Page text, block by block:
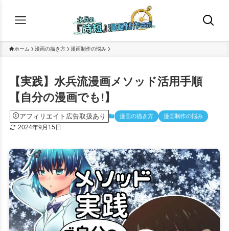
ホーム 漫画の描き方 漫画制作の悩み
【実践】水兵流漫画メソッド活用手順
【自分の漫画でも!】
アフィリエイト広告取扱あり 漫画の描き方 漫画制作の悩み
2024年9月15日